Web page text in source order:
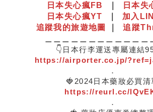
日本失心瘋 F B
日本失
日本失心瘋YT
加入
追蹤我的旅遊地圖
｜追蹤
👇日本行李運送專屬連結
https://airporter.co.jp/
．
🍓2024日本藥妝必買清
https://reurl.cc/
．